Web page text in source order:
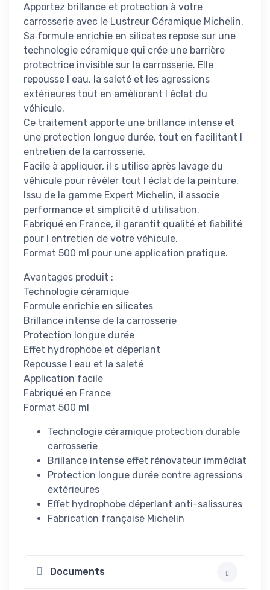
Apportez brillance et protection à votre
carrosserie avec le Lustreur Céramique Michelin.
Sa formule enrichie en silicates repose sur une
technologie céramique qui crée une barrière
protectrice invisible sur la carrosserie. Elle
repousse l eau, la saleté et les agressions
extérieures tout en améliorant l éclat du
véhicule.
Ce traitement apporte une brillance intense et
une protection longue durée, tout en facilitant l
entretien de la carrosserie.
Facile à appliquer, il s utilise après lavage du
véhicule pour révéler tout l éclat de la peinture.
Issu de la gamme Expert Michelin, il associe
performance et simplicité d utilisation.
Fabriqué en France, il garantit qualité et fiabilité
pour l entretien de votre véhicule.
Format 500 ml pour une application pratique.
Avantages produit :
Technologie céramique
Formule enrichie en silicates
Brillance intense de la carrosserie
Protection longue durée
Effet hydrophobe et déperlant
Repousse l eau et la saleté
Application facile
Fabriqué en France
Format 500 ml
Technologie céramique protection durable
carrosserie
Brillance intense effet rénovateur immédiat
Protection longue durée contre agressions
extérieures
Effet hydrophobe déperlant anti-salissures
Fabrication française Michelin
Documents